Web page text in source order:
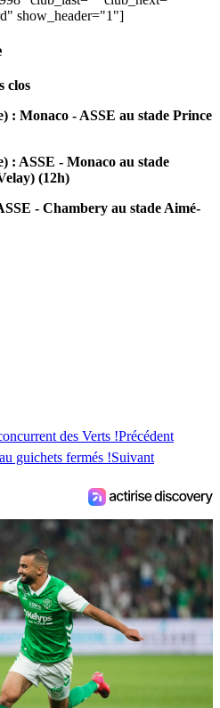
show_header="1"]
clos
: Monaco - ASSE au stade Prince
: ASSE - Monaco au stade
(12h)
- Chambery au stade Aimé-
des Verts !Précédent
guichets fermés !Suivant